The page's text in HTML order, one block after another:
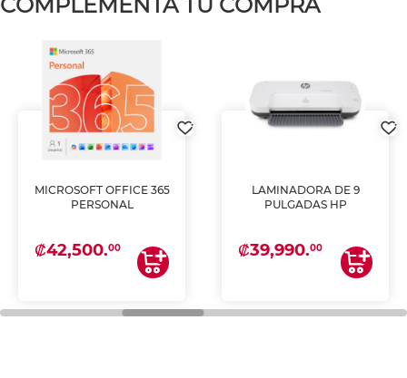
MICROSOFT OFFICE 365
PERSONAL
₡42,500.00
LAMINADORA DE 9
PULGADAS HP
₡39,990.00